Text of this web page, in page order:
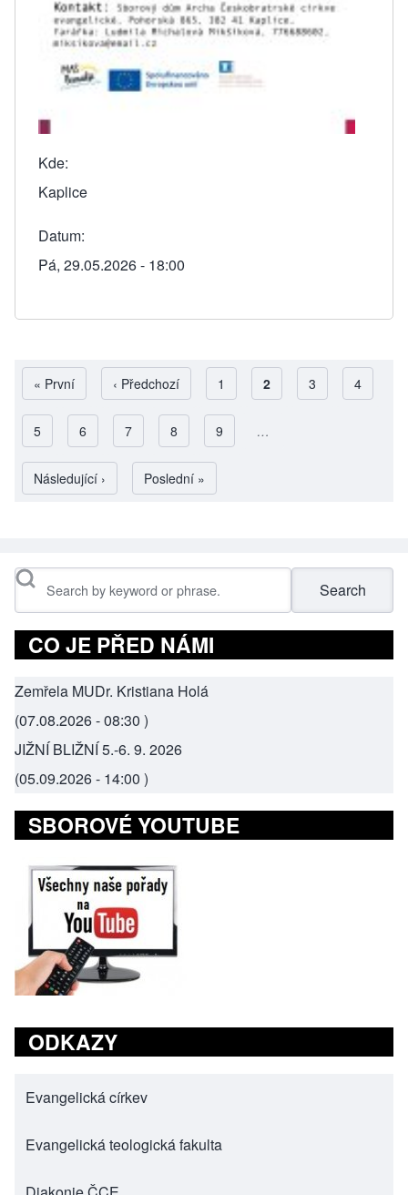
Kde
Kaplice
Datum
Pá, 29.05.2026 - 18:00
Pagination
First page
« První Předchozí stránka
‹ Předchozí Page
1 Aktuální stránka
2 Page
3 Page
4
Page
5 Page
6 Page
7 Page
8 Page
9 …
Následující stránka
Následující › Poslední stránka
Poslední »
Search
CO JE PŘED NÁMI
Zemřela MUDr. Kristiana Holá
(07.08.2026 - 08:30 )
JIŽNÍ BLIŽNÍ 5.-6. 9. 2026
(05.09.2026 - 14:00 )
SBOROVÉ YOUTUBE
ODKAZY
Evangelická církev
(opens in new tab)
Evangelická teologická fakulta
(opens in new tab)